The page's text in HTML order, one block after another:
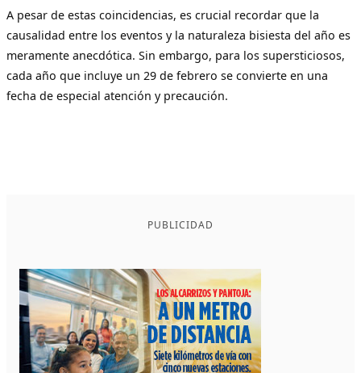
A pesar de estas coincidencias, es crucial recordar que la
causalidad entre los eventos y la naturaleza bisiesta del año es
meramente anecdótica. Sin embargo, para los supersticiosos,
cada año que incluye un 29 de febrero se convierte en una
fecha de especial atención y precaución.
PUBLICIDAD